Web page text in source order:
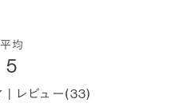
平均
5
| レビュー(33)